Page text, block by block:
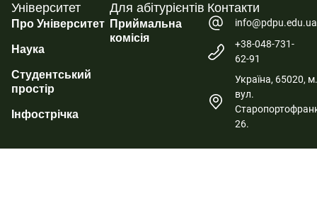
Університет
Про Університет
Наука
Студентський
простір
Інфострічка
Для абітурієнтів
Приймальна
комісія
Контакти
info@pdpu.edu.ua
+38-048-731-
62-91
Україна, 65020,
вул.
26.